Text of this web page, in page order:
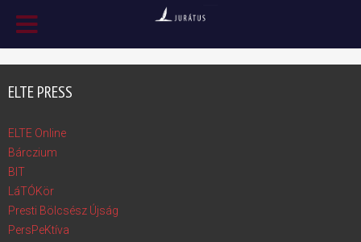
ELTE PRESS
ELTE Online
Bárczium
BIT
LáTÓKör
Presti Bölcsész Újság
PersPeKtíva